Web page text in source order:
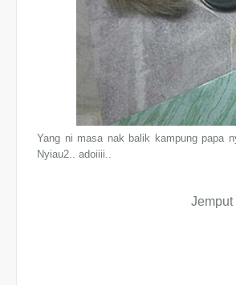
Yang ni masa nak balik kampung papa
Nyiau2.. adoiiii..
Jemput